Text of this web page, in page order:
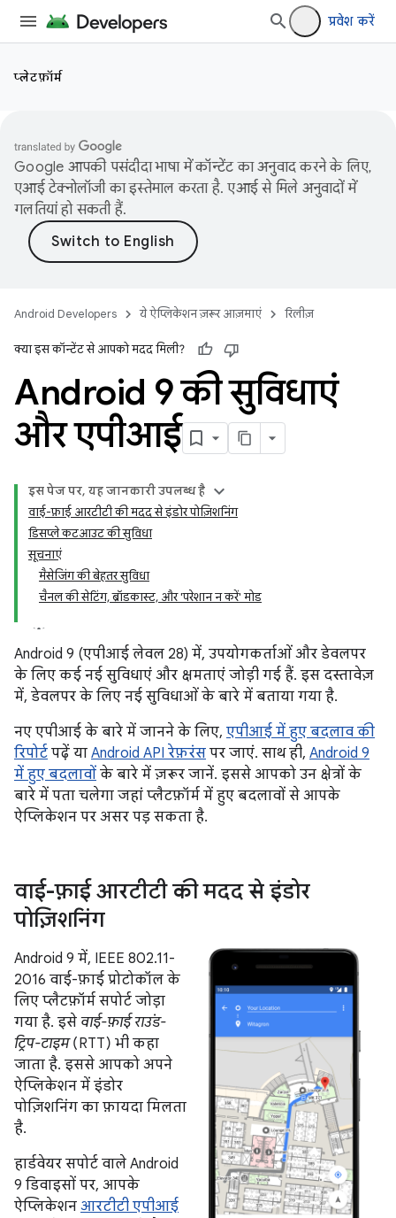
प्रवेश करें
प्लेटफ़ॉर्म
Google आपकी पसंदीदा भाषा में कॉन्टेंट का अनुवाद करने के लिए,
एआई टेक्नोलॉजी का इस्तेमाल करता है. एआई से मिले अनुवादों में
गलतियां हो सकती हैं.
Android Developers ये ऐप्लिकेशन ज़रूर आज़माएं रिलीज़
क्या इस कॉन्टेंट से आपको मदद मिली?
Android 9 की सुविधाएं
और एपीआई
इस पेज पर, यह जानकारी उपलब्ध है
वाई-फ़ाई आरटीटी की मदद से इंडोर पोज़िशनिंग
डिसप्ले कटआउट की सुविधा
सूचनाएं
मैसेजिंग की बेहतर सुविधा
चैनल की सेटिंग, ब्रॉडकास्ट, और 'परेशान न करें' मोड
Android 9 (एपीआई लेवल 28) में, उपयोगकर्ताओं और डेवलपर
के लिए कई नई सुविधाएं और क्षमताएं जोड़ी गई हैं. इस दस्तावेज़
में, डेवलपर के लिए नई सुविधाओं के बारे में बताया गया है.
नए एपीआई के बारे में जानने के लिए, एपीआई में हुए बदलाव की
रिपोर्ट पढ़ें या Android API रेफ़रंस पर जाएं. साथ ही, Android 9
में हुए बदलावों के बारे में ज़रूर जानें. इससे आपको उन क्षेत्रों के
बारे में पता चलेगा जहां प्लैटफ़ॉर्म में हुए बदलावों से आपके
ऐप्लिकेशन पर असर पड़ सकता है.
वाई-फ़ाई आरटीटी की मदद से इंडोर
पोज़िशनिंग
Android 9 में, IEEE 802.11-
2016 वाई-फ़ाई प्रोटोकॉल के
लिए प्लैटफ़ॉर्म सपोर्ट जोड़ा
गया है. इसे वाई-फ़ाई राउंड-
ट्रिप-टाइम(RTT) भी कहा
जाता है. इससे आपको अपने
ऐप्लिकेशन में इंडोर
पोज़िशनिंग का फ़ायदा मिलता
है.
हार्डवेयर सपोर्ट वाले Android
9 डिवाइसों पर, आपके
ऐप्लिकेशन आरटीटी एपीआई